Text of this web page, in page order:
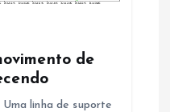
de
linha de suporte